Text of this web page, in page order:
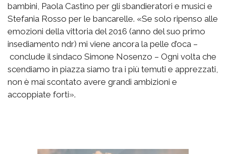
bambini, Paola Castino per gli sbandieratori e musici e
Stefania Rosso per le bancarelle. «Se solo ripenso alle
emozioni della vittoria del 2016 (anno del suo primo
insediamento ndr) mi viene ancora la pelle d’oca –
conclude il sindaco Simone Nosenzo – Ogni volta che
scendiamo in piazza siamo tra i più temuti e apprezzati,
non è mai scontato avere grandi ambizioni e
accoppiate forti».